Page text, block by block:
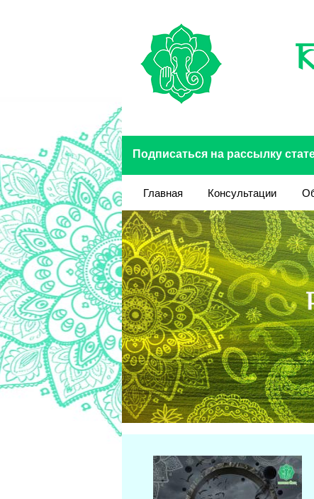
Подписаться на рассылку
Главная Консультации